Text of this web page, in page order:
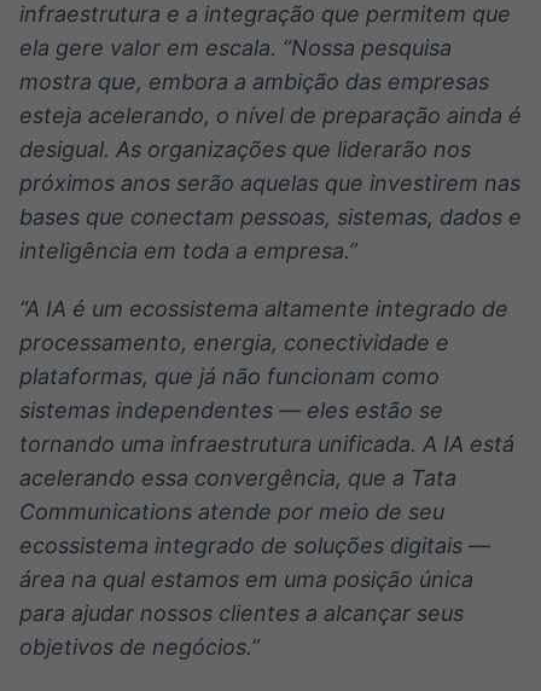
infraestrutura e a integração que permitem que
ela gere valor em escala. “Nossa pesquisa
mostra que, embora a ambição das empresas
esteja acelerando, o nível de preparação ainda é
desigual. As organizações que liderarão nos
próximos anos serão aquelas que investirem nas
bases que conectam pessoas, sistemas, dados e
inteligência em toda a empresa.”
“A IA é um ecossistema altamente integrado de
processamento, energia, conectividade e
plataformas, que já não funcionam como
sistemas independentes — eles estão se
tornando uma infraestrutura unificada. A IA está
acelerando essa convergência, que a Tata
Communications atende por meio de seu
ecossistema integrado de soluções digitais —
área na qual estamos em uma posição única
para ajudar nossos clientes a alcançar seus
objetivos de negócios.”